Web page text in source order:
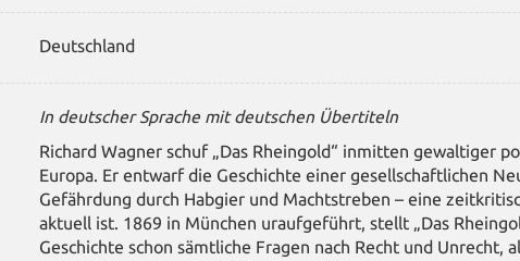
Deutschland
In deutscher Sprache mit deutschen Übertiteln
Richard Wagner schuf „Das Rheingold“ inmitten gewaltiger
Europa. Er entwarf die Geschichte einer gesellschaftlichen
Gefährdung durch Habgier und Machtstreben – eine
aktuell ist. 1869 in München uraufgeführt, stellt „Das
Geschichte schon sämtliche Fragen nach Recht und Unrecht,